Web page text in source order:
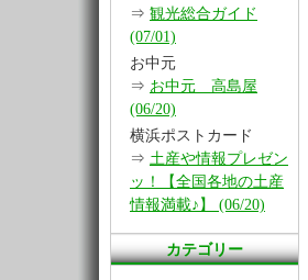
⇒ 観光総合ガイド
(07/01)
お中元
⇒ お中元 高島屋
(06/20)
横浜ポストカード
⇒ 土産や情報プレゼン
ッ！【全国各地の土産
情報満載♪】 (06/20)
カテゴリー